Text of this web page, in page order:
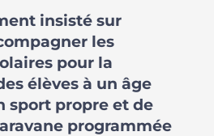
insisté sur
les
pour la
élèves à un âge
sport propre et de
programmée